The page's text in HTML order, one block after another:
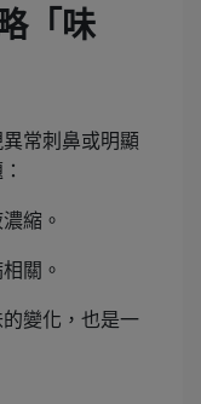
「味
常刺鼻或明顯
縮。
關。
變化，也是一